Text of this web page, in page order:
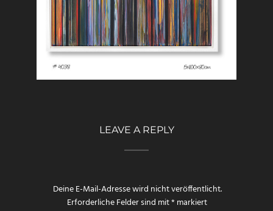
LEAVE A REPLY
Deine E-Mail-Adresse wird nicht veröffentlicht.
Erforderliche Felder sind mit*markiert